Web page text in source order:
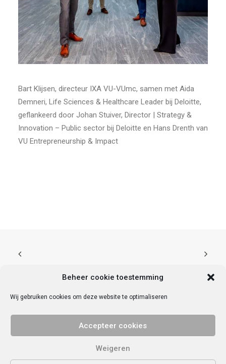
Beheer cookie toestemming
Wij gebruiken cookies om deze website te optimaliseren
Accepteer cookies
Weigeren
Bart Klijsen, directeur IXA VU-VUmc, samen met Aida
Demneri, Life Sciences & Healthcare Leader bij Deloitte,
geflankeerd door Johan Stuiver, Director | Strategy &
Innovation – Public sector bij Deloitte en Hans Drenth van
VU Entrepreneurship & Impact
© 2025 Vrije Universiteit Amsterdam. Alle rechten voorbehouden.Privacy
verklaring.Contact met VU Ondernemend
VU StartHub | De Boelelaan 1095a | 1081 HV | Amsterdam | KvK nr